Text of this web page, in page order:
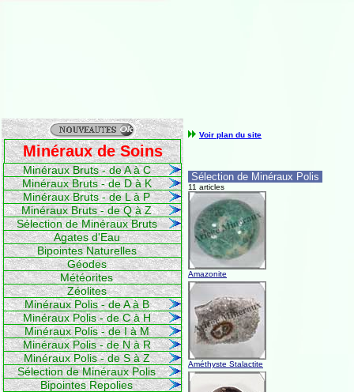
Minéraux de Soins
Minéraux Bruts - de A à C
Minéraux Bruts - de D à K
Minéraux Bruts - de L à P
Minéraux Bruts - de Q à Z
Sélection de Minéraux Bruts
Agates d'Eau
Bipointes Naturelles
Géodes
Météorites
Zéolites
Minéraux Polis - de A à B
Minéraux Polis - de C à H
Minéraux Polis - de I à M
Minéraux Polis - de N à R
Minéraux Polis - de S à Z
Sélection de Minéraux Polis
Bipointes Repolies
Voir plan du site
Sélection de Minéraux Polis
11 articles
Amazonite
Améthyste Stalactite